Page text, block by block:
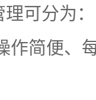
可分为：
简便、